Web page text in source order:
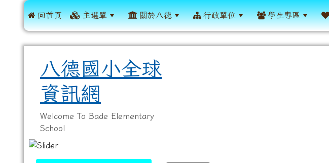
 回首頁 主選單 關於八德 行政單位 學生專區
八德國小全球
資訊網
Welcome To Bade Elementary
School